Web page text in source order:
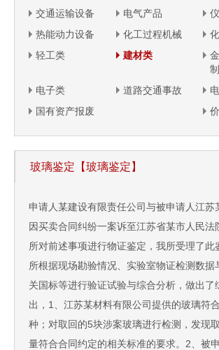
交通运输设备
电气产品
热能动力设备
化工过程机械
轻工类
建材类
电子类
道路交通事故
国有资产报废
玻璃鉴定【玻璃鉴定】
申请人某建设有限责任公司与被申请人江苏
因买卖合同纠纷一案诉至江苏省某市人民法
所对前述事项进行物证鉴定，我所受理了此
所根据现场勘验情况、实验室物证检测数据
关国标等进行验证试验与综合分析，做出了
出，1、江苏某材料有限公司提供的玻璃符
种；对取回的5块涉案玻璃进行检测，发现
量符合合同约定的相关标准的要求。2、被